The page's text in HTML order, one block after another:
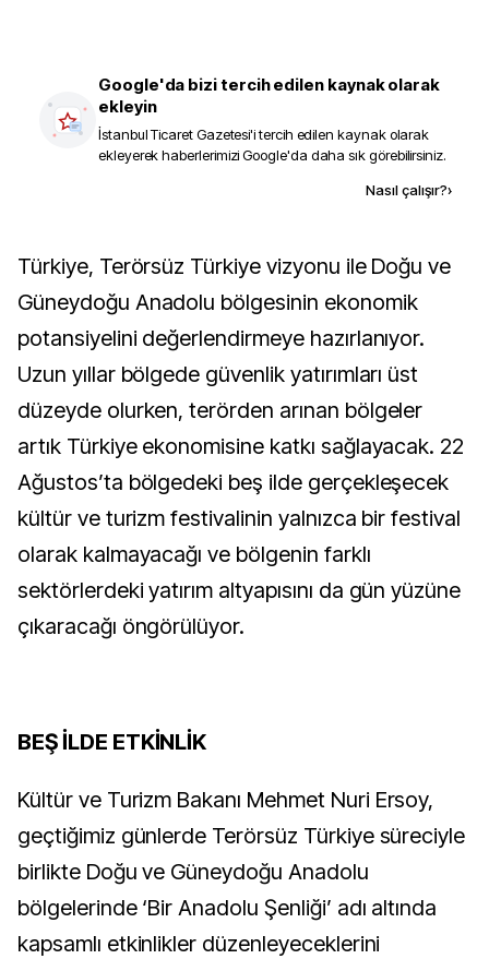
Google'da bizi tercih edilen kaynak olarak
ekleyin
İstanbul Ticaret Gazetesi'i tercih edilen kaynak olarak
ekleyerek haberlerimizi Google'da daha sık görebilirsiniz.
Nasıl çalışır?›
Türkiye, Terörsüz Türkiye vizyonu ile Doğu ve
Güneydoğu Anadolu bölgesinin ekonomik
potansiyelini değerlendirmeye hazırlanıyor.
Uzun yıllar bölgede güvenlik yatırımları üst
düzeyde olurken, terörden arınan bölgeler
artık Türkiye ekonomisine katkı sağlayacak. 22
Ağustos’ta bölgedeki beş ilde gerçekleşecek
kültür ve turizm festivalinin yalnızca bir festival
olarak kalmayacağı ve bölgenin farklı
sektörlerdeki yatırım altyapısını da gün yüzüne
çıkaracağı öngörülüyor.
BEŞ İLDE ETKİNLİK
Kültür ve Turizm Bakanı Mehmet Nuri Ersoy,
geçtiğimiz günlerde Terörsüz Türkiye süreciyle
birlikte Doğu ve Güneydoğu Anadolu
bölgelerinde ‘Bir Anadolu Şenliği’ adı altında
kapsamlı etkinlikler düzenleyeceklerini